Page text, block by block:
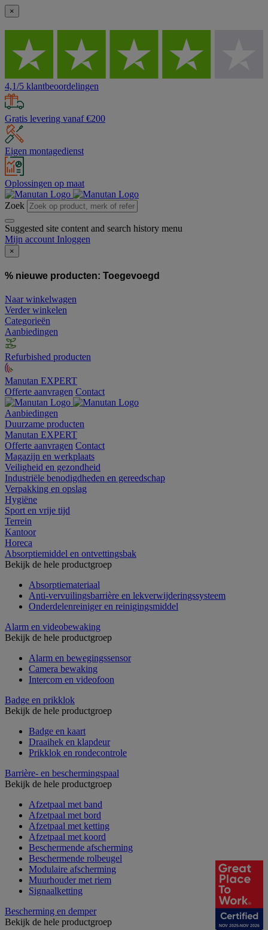
×
4,1/5 klantbeoordelingen
Gratis levering vanaf €200
Eigen montagedienst
Oplossingen op maat
Zoek
Suggested site content and search history menu
Mijn account Inloggen
×
% nieuwe producten: Toegevoegd
Naar winkelwagen
Verder winkelen
Categorieën
Aanbiedingen
Refurbished producten
Manutan EXPERT
Offerte aanvragen Contact
Aanbiedingen
Duurzame producten
Manutan EXPERT
Offerte aanvragen Contact
Magazijn en werkplaats
Veiligheid en gezondheid
Industriële benodigdheden en gereedschap
Verpakking en opslag
Hygiëne
Sport en vrije tijd
Terrein
Kantoor
Horeca
Absorptiemiddel en ontvettingsbak
Bekijk de hele productgroep
Absorptiemateriaal
Anti-vervuilingsbarrière en lekverwijderingssysteem
Onderdelenreiniger en reinigingsmiddel
Alarm en videobewaking
Bekijk de hele productgroep
Alarm en bewegingssensor
Camera bewaking
Intercom en videofoon
Badge en prikklok
Bekijk de hele productgroep
Badge en kaart
Draaihek en klapdeur
Prikklok en rondecontrole
Barrière- en beschermingspaal
Bekijk de hele productgroep
Afzetpaal met band
Afzetpaal met bord
Afzetpaal met ketting
Afzetpaal met koord
Beschermende afscherming
Beschermende rolbeugel
Modulaire afscherming
Muurhouder met riem
Signaalketting
Bescherming en demper
Bekijk de hele productgroep
NOV 2025-NOV 2026